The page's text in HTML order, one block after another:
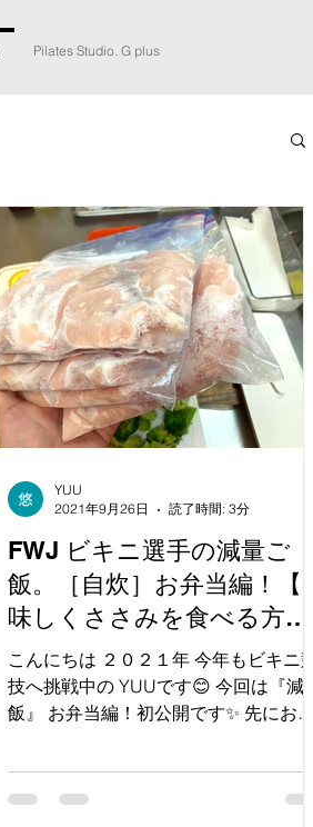
Pilates Studio. G plus
FWJ ビキニ選手の減量ご
飯。［自炊］お弁当編！【美
味しくささみを食べる方
法】
こんにちは ２０２１年 今年もビキニ競
技へ挑戦中の YUUです😊 今回は『減量
飯』 お弁当編！初公開です✨ 先にお伝
５〜６で仕事に出ていますが そのお昼
ご飯は もっぱら全部外食派です🤣 減量
YUU
2021年9月26日
読了時間: 3分